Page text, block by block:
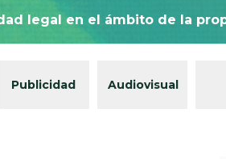
legal en el ámbito de la
Publicidad Audiovisual